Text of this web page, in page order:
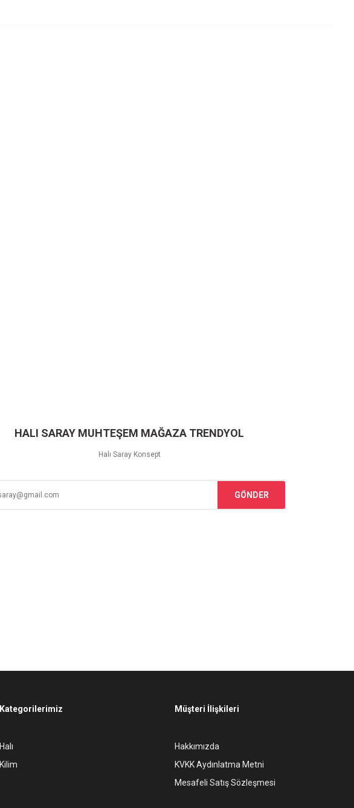
HALI SARAY MUHTEŞEM MAĞAZA TRENDYOL
Halı Saray Konsept
GÖNDER
Kategorilerimiz
Halı
Kilim
Müşteri İlişkileri
Hakkımızda
KVKK Aydınlatma Metni
Mesafeli Satış Sözleşmesi